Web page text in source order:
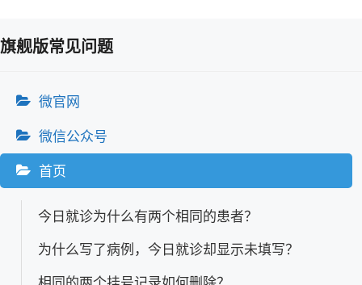
旗舰版常见问题
微官网
微信公众号
首页
今日就诊为什么有两个相同的患者？
为什么写了病例，今日就诊却显示未填写？